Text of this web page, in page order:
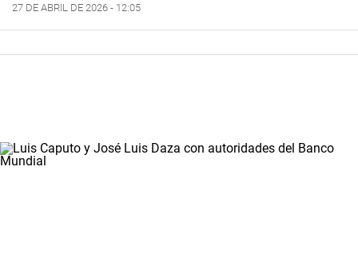
27 DE ABRIL DE 2026 - 12:05